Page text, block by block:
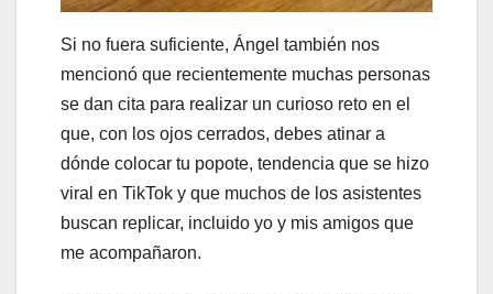
Si no fuera suficiente, Ángel también nos
mencionó que recientemente muchas personas
se dan cita para realizar un curioso reto en el
que, con los ojos cerrados, debes atinar a
dónde colocar tu popote, tendencia que se hizo
viral en TikTok y que muchos de los asistentes
buscan replicar, incluido yo y mis amigos que
me acompañaron.